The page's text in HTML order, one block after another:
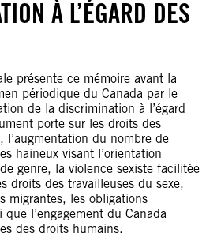
À L’ÉGARD DES
présente ce mémoire avant la
périodique du Canada par le
de la discrimination à l’égard
porte sur les droits des
l’augmentation du nombre de
haineux visant l’orientation
genre, la violence sexiste facilitée
droits des travailleuses du sexe,
migrantes, les obligations
l’engagement du Canada
des droits humains.